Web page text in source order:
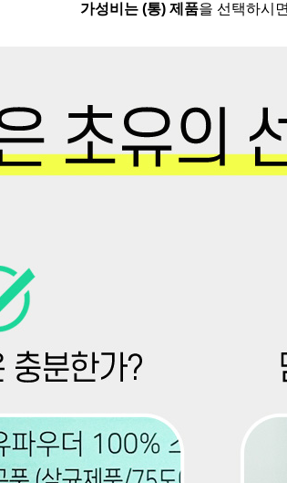
가성비는 (통) 제품을 선택하시